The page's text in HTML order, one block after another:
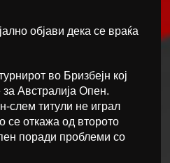
објави дека се враќа
во Бризбејн кој
Австралија Опен.
слем титули не играл
се откажа од второто
поради проблеми со